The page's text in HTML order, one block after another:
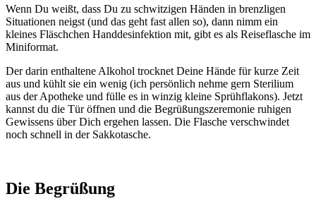
Wenn Du weißt, dass Du zu schwitzigen Händen in brenzligen
Situationen neigst (und das geht fast allen so), dann nimm ein
kleines Fläschchen Handdesinfektion mit, gibt es als Reiseflasche im
Miniformat.
Der darin enthaltene Alkohol trocknet Deine Hände für kurze Zeit
aus und kühlt sie ein wenig (ich persönlich nehme gern Sterilium
aus der Apotheke und fülle es in winzig kleine Sprühflakons). Jetzt
kannst du die Tür öffnen und die Begrüßungszeremonie ruhigen
Gewissens über Dich ergehen lassen. Die Flasche verschwindet
noch schnell in der Sakkotasche.
Die Begrüßung